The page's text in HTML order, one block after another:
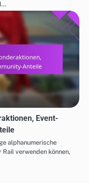
Event-
alphanumerische
verwenden können,